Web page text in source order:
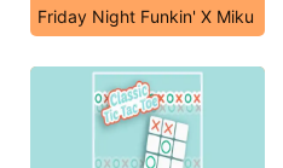
Friday Night Funkin' X Miku